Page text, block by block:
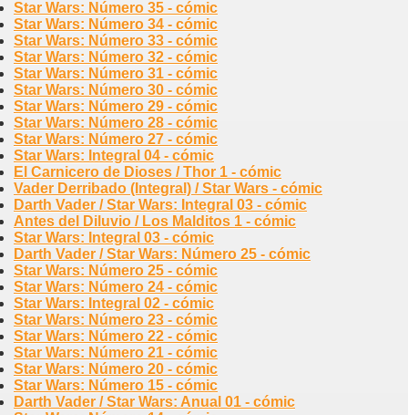
Star Wars: Número 35 - cómic
Star Wars: Número 34 - cómic
Star Wars: Número 33 - cómic
Star Wars: Número 32 - cómic
Star Wars: Número 31 - cómic
Star Wars: Número 30 - cómic
Star Wars: Número 29 - cómic
Star Wars: Número 28 - cómic
Star Wars: Número 27 - cómic
Star Wars: Integral 04 - cómic
El Carnicero de Dioses / Thor 1 - cómic
Vader Derribado (Integral) / Star Wars - cómic
Darth Vader / Star Wars: Integral 03 - cómic
Antes del Diluvio / Los Malditos 1 - cómic
Star Wars: Integral 03 - cómic
Darth Vader / Star Wars: Número 25 - cómic
Star Wars: Número 25 - cómic
Star Wars: Número 24 - cómic
Star Wars: Integral 02 - cómic
Star Wars: Número 23 - cómic
Star Wars: Número 22 - cómic
Star Wars: Número 21 - cómic
Star Wars: Número 20 - cómic
Star Wars: Número 15 - cómic
Darth Vader / Star Wars: Anual 01 - cómic